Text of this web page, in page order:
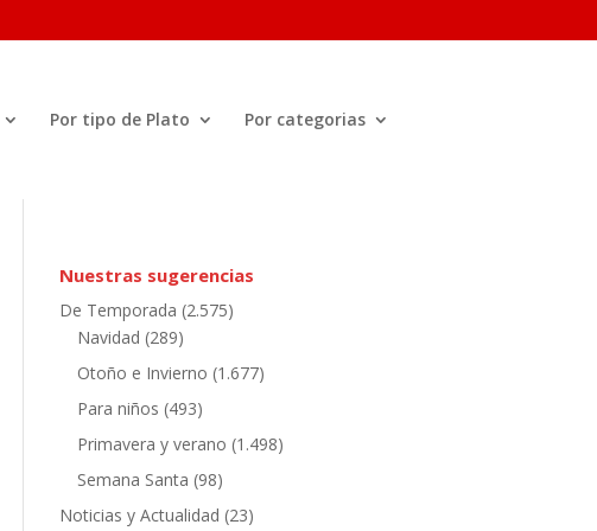
Por tipo de Plato Por categorias
Nuestras sugerencias
De Temporada (2.575)
Navidad (289)
Otoño e Invierno (1.677)
Para niños (493)
Primavera y verano (1.498)
Semana Santa (98)
Noticias y Actualidad (23)